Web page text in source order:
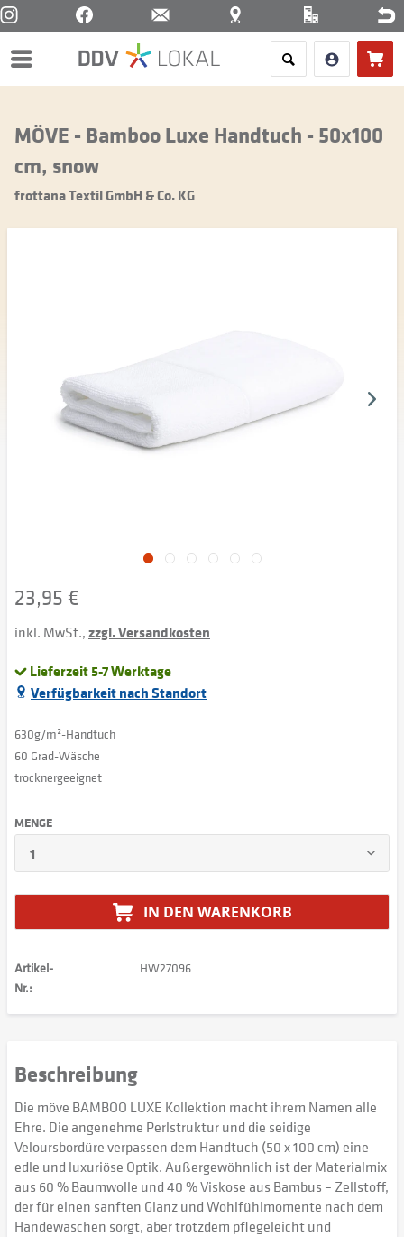
Menü
MÖVE - Bamboo Luxe Handtuch - 50x100
cm, snow
frottana Textil GmbH & Co. KG
23,95 €
inkl. MwSt.,zzgl. Versandkosten
Lieferzeit 5-7 Werktage
Verfügbarkeit nach Standort
630g/m²-Handtuch
60 Grad-Wäsche
trocknergeeignet
MENGE
IN DEN WARENKORB
Artikel-
Nr.:
HW27096
Beschreibung
Die möve BAMBOO LUXE Kollektion macht ihrem Namen alle
Ehre. Die angenehme Perlstruktur und die seidige
Veloursbordüre verpassen dem Handtuch (50 x 100 cm) eine
edle und luxuriöse Optik. Außergewöhnlich ist der Materialmix
aus 60 % Baumwolle und 40 % Viskose aus Bambus – Zellstoff,
der für einen sanften Glanz und Wohlfühlmomente nach dem
Händewaschen sorgt, aber trotzdem pflegeleicht und